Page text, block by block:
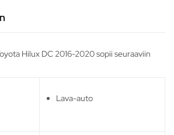
Hilux DC 2016-2020 sopii seuraaviin
Lava-auto